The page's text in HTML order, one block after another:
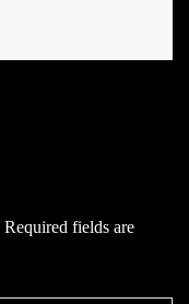
Required fields are